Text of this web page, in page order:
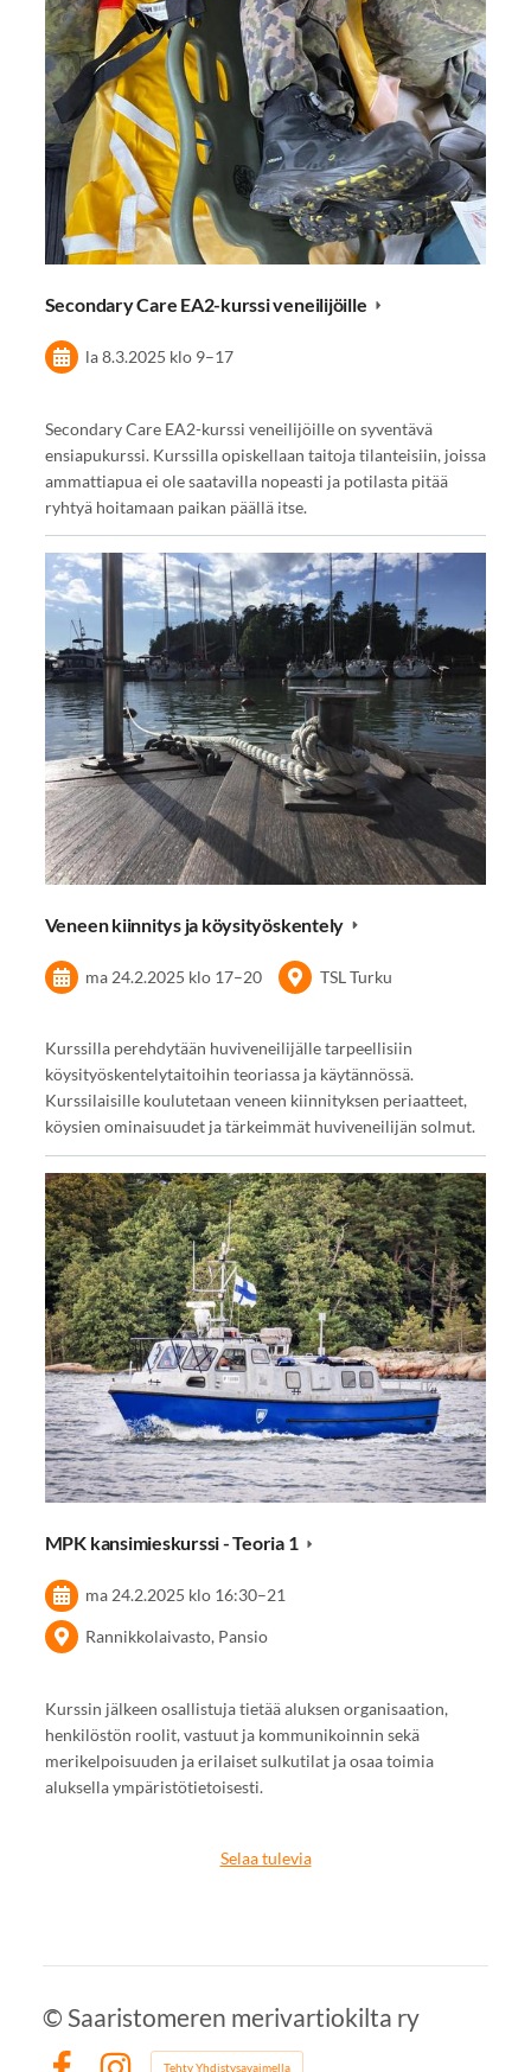
Secondary Care EA2-kurssi veneilijöille
la 8.3.2025 klo 9–17
Secondary Care EA2-kurssi veneilijöille on syventävä
ensiapukurssi. Kurssilla opiskellaan taitoja tilanteisiin, joissa
ammattiapua ei ole saatavilla nopeasti ja potilasta pitää
ryhtyä hoitamaan paikan päällä itse.
Veneen kiinnitys ja köysityöskentely
ma 24.2.2025 klo 17–20 TSL Turku
Kurssilla perehdytään huviveneilijälle tarpeellisiin
köysityöskentelytaitoihin teoriassa ja käytännössä.
Kurssilaisille koulutetaan veneen kiinnityksen periaatteet,
köysien ominaisuudet ja tärkeimmät huviveneilijän solmut.
MPK kansimieskurssi - Teoria 1
ma 24.2.2025 klo 16:30–21
Rannikkolaivasto, Pansio
Kurssin jälkeen osallistuja tietää aluksen organisaation,
henkilöstön roolit, vastuut ja kommunikoinnin sekä
merikelpoisuuden ja erilaiset sulkutilat ja osaa toimia
aluksella ympäristötietoisesti.
Selaa tulevia
© Saaristomeren merivartiokilta ry
Tehty Yhdistysavaimella